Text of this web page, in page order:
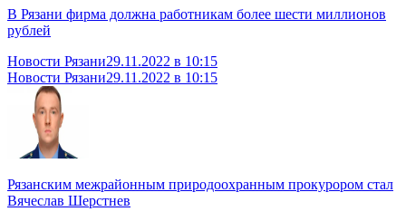
В Рязани фирма должна работникам более шести миллионов
рублей
Новости Рязани29.11.2022 в 10:15
Новости Рязани29.11.2022 в 10:15
Рязанским межрайонным природоохранным прокурором стал
Вячеслав Шерстнев